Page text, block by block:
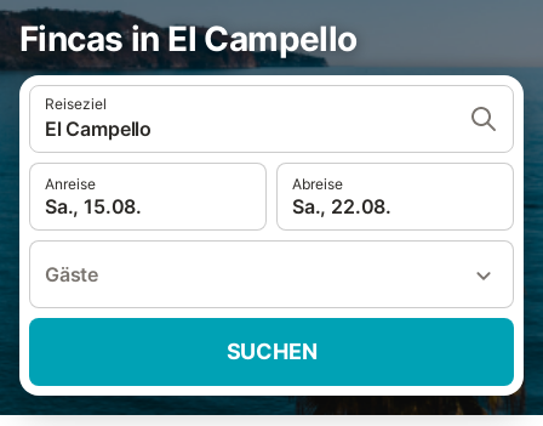
Fincas in El Campello
Reiseziel
El Campello
Anreise
Sa., 15.08.
Abreise
Sa., 22.08.
Gäste
SUCHEN